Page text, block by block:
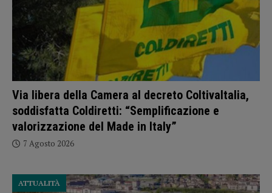
Via libera della Camera al decreto ColtivaItalia,
soddisfatta Coldiretti: “Semplificazione e
valorizzazione del Made in Italy”
7 Agosto 2026
ATTUALITÀ